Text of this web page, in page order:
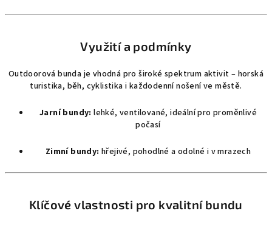
Využití a podmínky
Outdoorová bunda je vhodná pro široké spektrum aktivit – horská
turistika, běh, cyklistika i každodenní nošení ve městě.
Jarní bundy: lehké, ventilované, ideální pro proměnlivé
počasí
Zimní bundy: hřejivé, pohodlné a odolné i v mrazech
Klíčové vlastnosti pro kvalitní bundu